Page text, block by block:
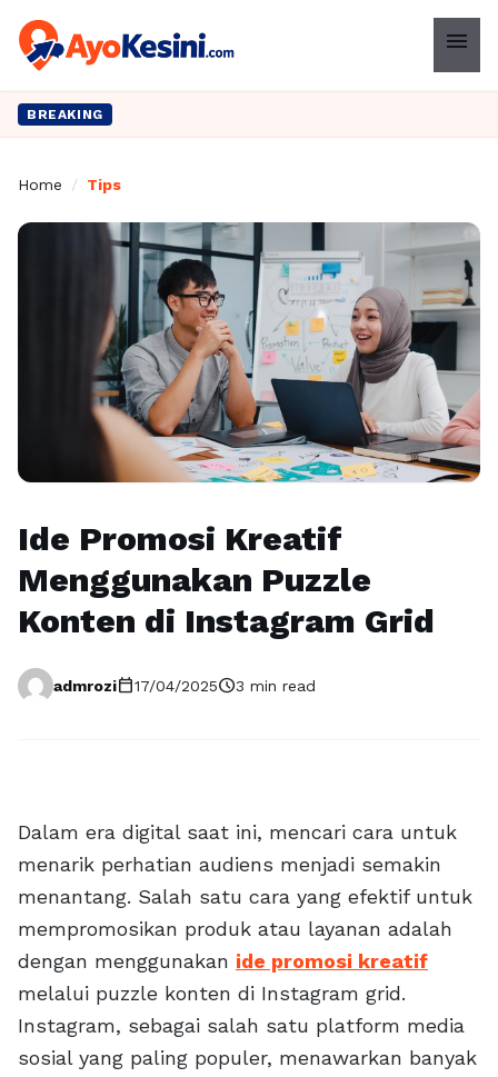
menu
BREAKING
Home / Tips
Ide Promosi Kreatif
Menggunakan Puzzle
Konten di Instagram Grid
admrozicalendar_today17/04/2025schedule3 min read
Dalam era digital saat ini, mencari cara untuk
menarik perhatian audiens menjadi semakin
menantang. Salah satu cara yang efektif untuk
mempromosikan produk atau layanan adalah
dengan menggunakan ide promosi kreatif
melalui puzzle konten di Instagram grid.
Instagram, sebagai salah satu platform media
sosial yang paling populer, menawarkan banyak